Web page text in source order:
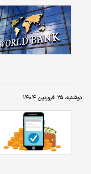
دوشنبه، ۲۵ فروردین ۱۴۰۴